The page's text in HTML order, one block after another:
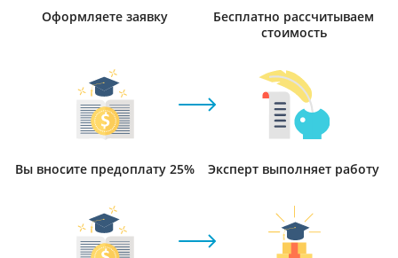
Оформляете заявку
Бесплатно рассчитываем
стоимость
Вы вносите предоплату 25% Эксперт выполняет работу